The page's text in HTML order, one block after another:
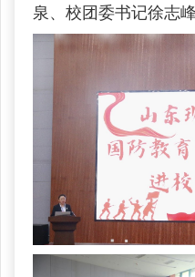
泉、校团委书记徐志